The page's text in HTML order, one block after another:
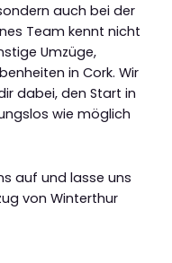
auch bei der
Team kennt nicht
Umzüge,
in Cork. Wir
dabei, den Start in
wie möglich
auf und lasse uns
von Winterthur